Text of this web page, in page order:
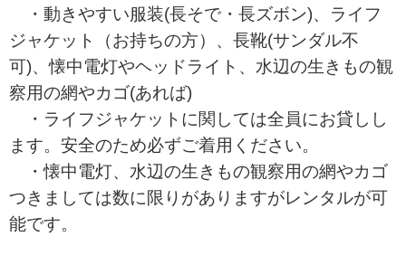
・動きやすい服装(長そで・長ズボン)、ライフ
ジャケット（お持ちの方）、長靴(サンダル不
可)、懐中電灯やヘッドライト、水辺の生きもの観
察用の網やカゴ(あれば)
・ライフジャケットに関しては全員にお貸しし
ます。安全のため必ずご着用ください。
・懐中電灯、水辺の生きもの観察用の網やカゴ
つきましては数に限りがありますがレンタルが可
能です。